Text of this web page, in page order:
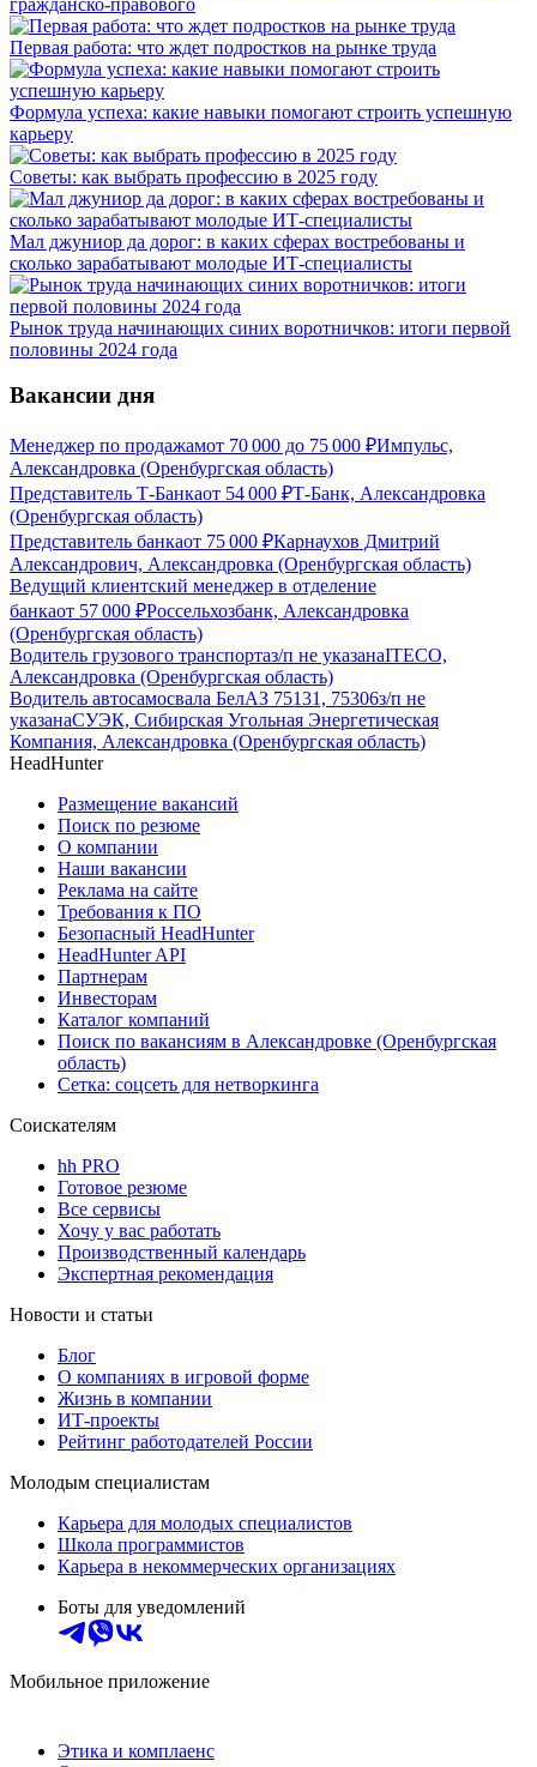
Первая работа: что ждет подростков на рынке труда
Формула успеха: какие навыки помогают строить успешную
карьеру
Советы: как выбрать профессию в 2025 году
Мал джуниор да дорог: в каких сферах востребованы и
сколько зарабатывают молодые ИТ-специалисты
Рынок труда начинающих синих воротничков: итоги первой
половины 2024 года
Вакансии дня
Менеджер по продажамот 70 000 до 75 000 ₽Импульс,
Александровка (Оренбургская область)
Представитель Т-Банкаот 54 000 ₽Т-Банк, Александровка
(Оренбургская область)
Представитель банкаот 75 000 ₽Карнаухов Дмитрий
Александрович, Александровка (Оренбургская область)
Ведущий клиентский менеджер в отделение
банкаот 57 000 ₽Россельхозбанк, Александровка
(Оренбургская область)
Водитель грузового транспортаз/п не указанаITECO,
Александровка (Оренбургская область)
Водитель автосамосвала БелАЗ 75131, 75306з/п не
указанаСУЭК, Сибирская Угольная Энергетическая
Компания, Александровка (Оренбургская область)
HeadHunter
Размещение вакансий
Поиск по резюме
О компании
Наши вакансии
Реклама на сайте
Требования к ПО
Безопасный HeadHunter
HeadHunter API
Партнерам
Инвесторам
Каталог компаний
Поиск по вакансиям в Александровке (Оренбургская
область)
Сетка: соцсеть для нетворкинга
Соискателям
hh PRO
Готовое резюме
Все сервисы
Хочу у вас работать
Производственный календарь
Экспертная рекомендация
Новости и статьи
Блог
О компаниях в игровой форме
Жизнь в компании
ИТ-проекты
Рейтинг работодателей России
Молодым специалистам
Карьера для молодых специалистов
Школа программистов
Карьера в некоммерческих организациях
Боты для уведомлений
Мобильное приложение
Этика и комплаенс